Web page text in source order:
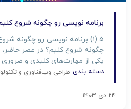
برنامه‌ نویسی رو چگونه شروع
۵ (۱) برنامه‌ نویسی رو چگونه
چگونه شروع کنیم؟ در عصر حاضر،
یکی از مهارت‌های کلیدی و
توانایی نه تنها در ایجاد
نیز یاری می‌رساند. […]
دسته بندی طراحی وبفناوری و
۲۴ دی ۱۴۰۳